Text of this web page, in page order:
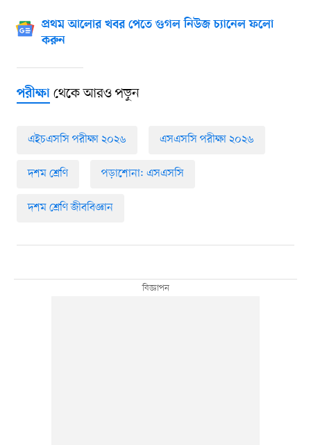
প্রথম আলোর খবর পেতে গুগল নিউজ চ্যানেল ফলো
করুন
পরীক্ষাথেকে আরও পড়ুন
এইচএসসি পরীক্ষা ২০২৬ এসএসসি পরীক্ষা ২০২৬
দশম শ্রেণি পড়াশোনা: এসএসসি
দশম শ্রেণি জীববিজ্ঞান